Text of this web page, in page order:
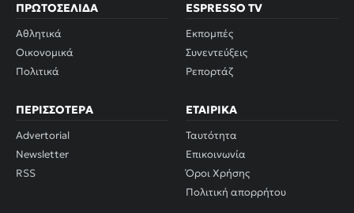
ΠΡΩΤΟΣΈΛΙΔΑ
Αθλητικά
Οικονομικά
Πολιτικά
ESPRESSO TV
Εκπομπές
Συνεντεύξεις
Ρεπορτάζ
ΠΕΡΙΣΣΌΤΕΡΑ
Advertorial
Newsletter
RSS
ΕΤΑΙΡΙΚΆ
Ταυτότητα
Επικοινωνία
Όροι Χρήσης
Πολιτική απορρήτου